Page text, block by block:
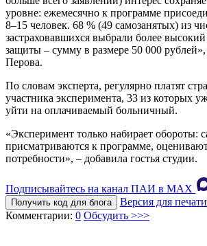
уровне: ежемесячно к программе
8–15 человек. 68 % (49 самозанятых) из
застраховавшихся выбрали более
защиты – сумму в размере 50 000
Перова.
По словам эксперта, регулярно платят
участника эксперимента, 33 из которых
уйти на оплачиваемый больничный.
«Эксперимент только набирает обороты:
присматриваются к программе,
потребности», – добавила гостья студии.
Подписывайтесь на канал ПАИ в MAХ
Получить код для блога
Версия для печати
Комментарии: 0 Обсудить >>>